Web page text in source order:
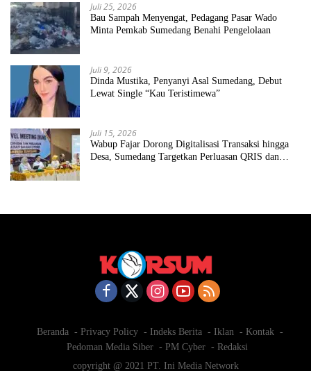
Juli 25, 2026
Bau Sampah Menyengat, Pedagang Pasar Wado
Minta Pemkab Sumedang Benahi Pengelolaan
Juli 9, 2026
Dinda Mustika, Penyanyi Asal Sumedang, Debut
Lewat Single “Kau Teristimewa”
Juli 15, 2026
Wabup Fajar Dorong Digitalisasi Transaksi hingga
Desa, Sumedang Targetkan Perluasan QRIS dan
Beranda Privacy Policy Indeks Berita Iklan
Kontak
Pedoman Media Siber
PM Cyber
Redaksi
copyright @ 2021 PT. Ini Media Network